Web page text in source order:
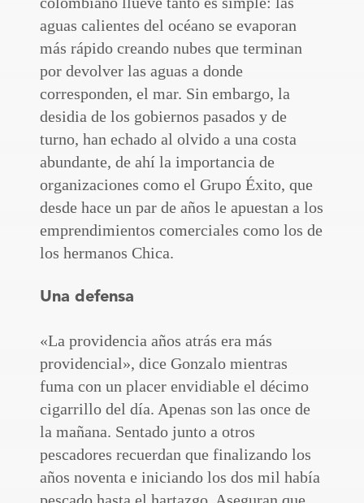
aguas calientes del océano se evaporan
más rápido creando nubes que terminan
por devolver las aguas a donde
corresponden, el mar. Sin embargo, la
desidia de los gobiernos pasados y de
turno, han echado al olvido a una costa
abundante, de ahí la importancia de
organizaciones como el Grupo Éxito, que
desde hace un par de años le apuestan a los
emprendimientos comerciales como los de
los hermanos Chica.
Una defensa
«La providencia años atrás era más
providencial», dice Gonzalo mientras
fuma con un placer envidiable el décimo
cigarrillo del día. Apenas son las once de
la mañana. Sentado junto a otros
pescadores recuerdan que finalizando los
años noventa e iniciando los dos mil había
pescado hasta el hartazgo. Aseguran que